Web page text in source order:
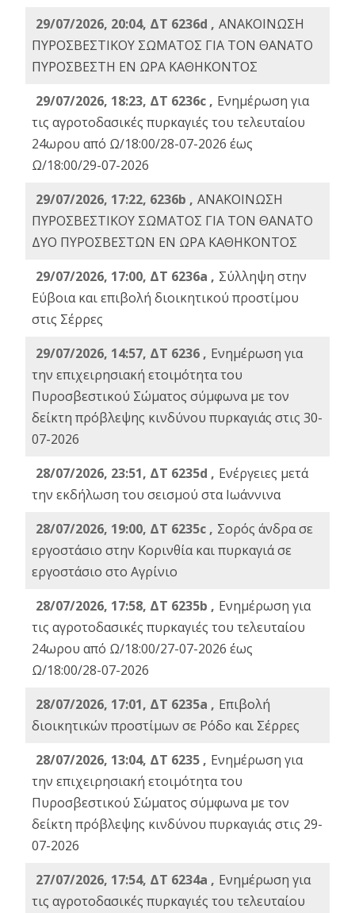
29/07/2026, 20:04, ΔΤ 6236d , ΑΝΑΚΟΙΝΩΣΗ
ΠΥΡΟΣΒΕΣΤΙΚΟΥ ΣΩΜΑΤΟΣ ΓΙΑ ΤΟΝ ΘΑΝΑΤΟ
ΠΥΡΟΣΒΕΣΤΗ ΕΝ ΩΡΑ ΚΑΘΗΚΟΝΤΟΣ
29/07/2026, 18:23, ΔΤ 6236c , Ενημέρωση για
τις αγροτοδασικές πυρκαγιές του τελευταίου
24ωρου από Ω/18:00/28-07-2026 έως
Ω/18:00/29-07-2026
29/07/2026, 17:22, 6236b , ΑΝΑΚΟΙΝΩΣΗ
ΠΥΡΟΣΒΕΣΤΙΚΟΥ ΣΩΜΑΤΟΣ ΓΙΑ ΤΟΝ ΘΑΝΑΤΟ
ΔΥΟ ΠΥΡΟΣΒΕΣΤΩΝ ΕΝ ΩΡΑ ΚΑΘΗΚΟΝΤΟΣ
29/07/2026, 17:00, ΔΤ 6236a , Σύλληψη στην
Εύβοια και επιβολή διοικητικού προστίμου
στις Σέρρες
29/07/2026, 14:57, ΔΤ 6236 , Ενημέρωση για
την επιχειρησιακή ετοιμότητα του
Πυροσβεστικού Σώματος σύμφωνα με τον
δείκτη πρόβλεψης κινδύνου πυρκαγιάς στις 30-
07-2026
28/07/2026, 23:51, ΔΤ 6235d , Ενέργειες μετά
την εκδήλωση του σεισμού στα Ιωάννινα
28/07/2026, 19:00, ΔΤ 6235c , Σορός άνδρα σε
εργοστάσιο στην Κορινθία και πυρκαγιά σε
εργοστάσιο στο Αγρίνιο
28/07/2026, 17:58, ΔΤ 6235b , Ενημέρωση για
τις αγροτοδασικές πυρκαγιές του τελευταίου
24ωρου από Ω/18:00/27-07-2026 έως
Ω/18:00/28-07-2026
28/07/2026, 17:01, ΔΤ 6235a , Eπιβολή
διοικητικών προστίμων σε Ρόδο και Σέρρες
28/07/2026, 13:04, ΔΤ 6235 , Ενημέρωση για
την επιχειρησιακή ετοιμότητα του
Πυροσβεστικού Σώματος σύμφωνα με τον
δείκτη πρόβλεψης κινδύνου πυρκαγιάς στις 29-
07-2026
27/07/2026, 17:54, ΔΤ 6234a , Ενημέρωση για
τις αγροτοδασικές πυρκαγιές του τελευταίου